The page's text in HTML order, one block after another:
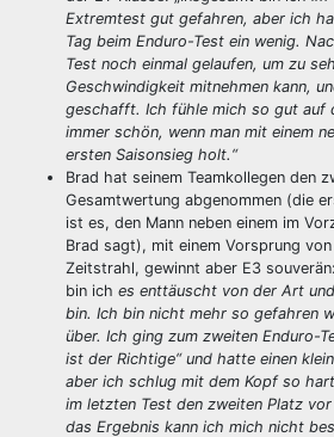
Extremtest gut gefahren, aber ich
Tag beim Enduro-Test ein wenig.
Test noch einmal gelaufen, um zu
Geschwindigkeit mitnehmen kann,
geschafft. Ich fühle mich so gut auf
immer schön, wenn man mit einem
ersten Saisonsieg holt.“
Brad hat seinem Teamkollegen den
Gesamtwertung abgenommen (die
ist es, den Mann neben einem im
Brad sagt), mit einem Vorsprung
Zeitstrahl, gewinnt aber E3
bin ich es enttäuscht von der Art
bin. Ich bin nicht mehr so ​​gefahren
über. Ich ging zum zweiten Enduro-
ist der Richtige“ und hatte einen
aber ich schlug mit dem Kopf so
im letzten Test den zweiten Platz
das Ergebnis kann ich mich nicht